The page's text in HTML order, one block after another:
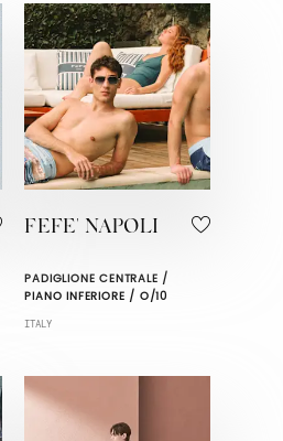
FEFE' NAPOLI
PADIGLIONE CENTRALE /
PIANO INFERIORE / O/10
ITALY